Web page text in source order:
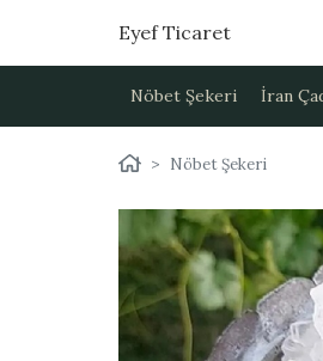
Eyef Ticaret
Nöbet Şekeri İran
Nöbet Şekeri